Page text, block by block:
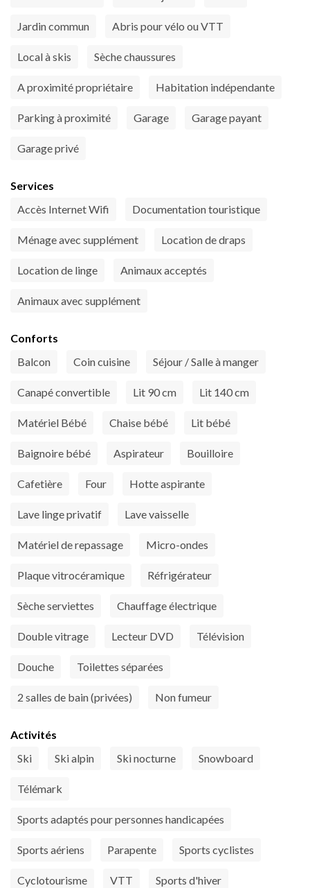
Jardin commun Abris pour vélo ou VTT
Local à skis Sèche chaussures
A proximité propriétaire Habitation indépendante
Parking à proximité Garage Garage payant
Garage privé
Services
Accès Internet Wifi
Documentation touristique
Ménage avec supplément Location de draps
Location de linge Animaux acceptés
Animaux avec supplément
Conforts
Balcon
Coin cuisine Séjour / Salle à manger
Canapé convertible Lit 90 cm Lit 140 cm
Matériel Bébé Chaise bébé Lit bébé
Baignoire bébé Aspirateur Bouilloire
Cafetière Four Hotte aspirante
Lave linge privatif Lave vaisselle
Matériel de repassage Micro-ondes
Plaque vitrocéramique Réfrigérateur
Sèche serviettes Chauffage électrique
Double vitrage Lecteur DVD Télévision
Douche Toilettes séparées
2 salles de bain (privées) Non fumeur
Activités
Ski
Ski alpin Ski nocturne Snowboard
Télémark
Sports adaptés pour personnes handicapées
Sports aériens Parapente Sports cyclistes
Cyclotourisme VTT Sports d'hiver